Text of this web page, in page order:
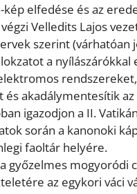
elfedése és az
Velledits Lajos
szerint
a
akadálymentesítik
igazodjon a II.
során a kanonoki
faoltár helyére.
győzelmes mogyoródi
az egykori váci